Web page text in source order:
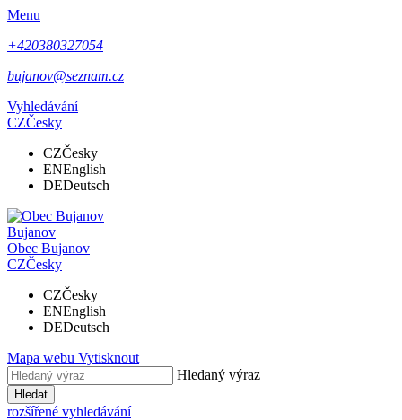
Menu
+420380327054
bujanov@seznam.cz
Vyhledávání
CZČesky
CZČesky
ENEnglish
DEDeutsch
Bujanov
Obec Bujanov
CZČesky
CZČesky
ENEnglish
DEDeutsch
Mapa webu Vytisknout
Hledaný výraz
Hledat
rozšířené vyhledávání